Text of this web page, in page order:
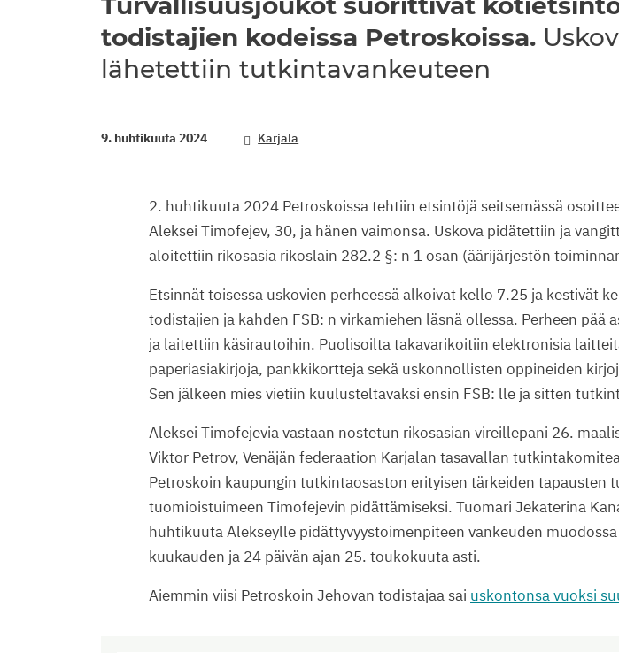
todistajien kodeissa Petroskoissa.
lähetettiin tutkintavankeuteen
9. huhtikuuta 2024 Karjala
2. huhtikuuta 2024 Petroskoissa tehtiin etsintöjä seitsemässä
Aleksei Timofejev, 30, ja hänen vaimonsa. Uskova pidätettiin ja
aloitettiin rikosasia rikoslain 282.2 §: n 1 osan (äärijärjestön
Etsinnät toisessa uskovien perheessä alkoivat kello 7.25 ja kestivät
todistajien ja kahden FSB: n virkamiehen läsnä ollessa. Perheen pää
ja laitettiin käsirautoihin. Puolisoilta takavarikoitiin elektronisia
paperiasiakirjoja, pankkikortteja sekä uskonnollisten oppineiden
Sen jälkeen mies vietiin kuulusteltavaksi ensin FSB: lle ja sitten
Aleksei Timofejevia vastaan nostetun rikosasian vireillepani 26.
Viktor Petrov, Venäjän federaation Karjalan tasavallan
Petroskoin kaupungin tutkintaosaston erityisen tärkeiden tapausten
tuomioistuimeen Timofejevin pidättämiseksi. Tuomari Jekaterina
huhtikuuta Alekseylle pidättyvyystoimenpiteen vankeuden
kuukauden ja 24 päivän ajan 25. toukokuuta asti.
Aiemmin viisi Petroskoin Jehovan todistajaa sai uskontonsa vuoksi